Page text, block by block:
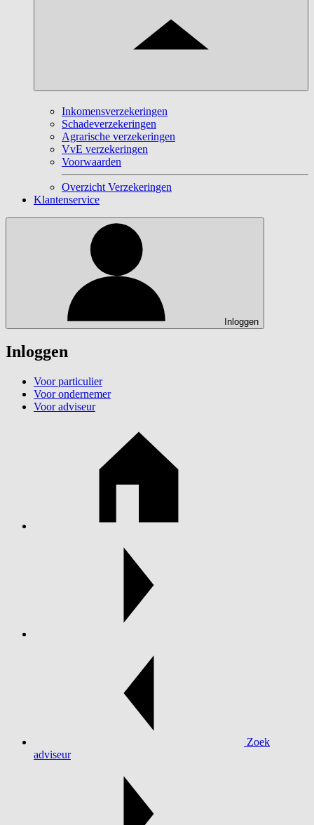
Inkomensverzekeringen
Schadeverzekeringen
Agrarische verzekeringen
VvE verzekeringen
Voorwaarden
Overzicht Verzekeringen
Klantenservice
Inloggen
Inloggen
Voor particulier
Voor ondernemer
Voor adviseur
Zoek
adviseur